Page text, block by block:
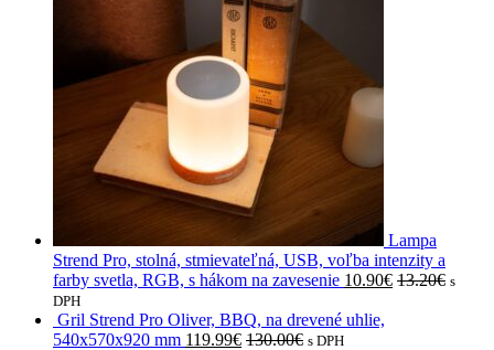
Lampa
Strend Pro, stolná, stmievateľná, USB, voľba intenzity a
farby svetla, RGB, s hákom na zavesenie 10.90€ 13.20€ s
DPH
Gril Strend Pro Oliver, BBQ, na drevené uhlie,
540x570x920 mm 119.99€ 130.00€ s DPH